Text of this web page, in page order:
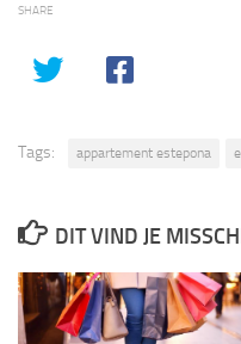
SHARE
Tags: appartement estepona
DIT VIND JE